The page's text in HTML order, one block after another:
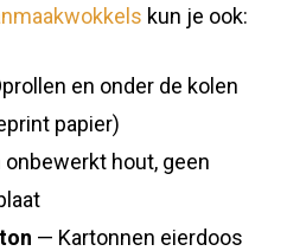
kun je ook:
en onder de kolen
papier)
onbewerkt hout, geen
— Kartonnen eierdoos